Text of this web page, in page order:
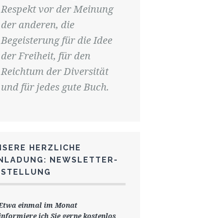
Respekt vor der Meinung
der anderen, die
Begeisterung für die Idee
der Freiheit, für den
Reichtum der Diversität
und für jedes gute Buch.
HERZLICHE
NEWSLETTER-
einmal im Monat
ich Sie gernekostenlos